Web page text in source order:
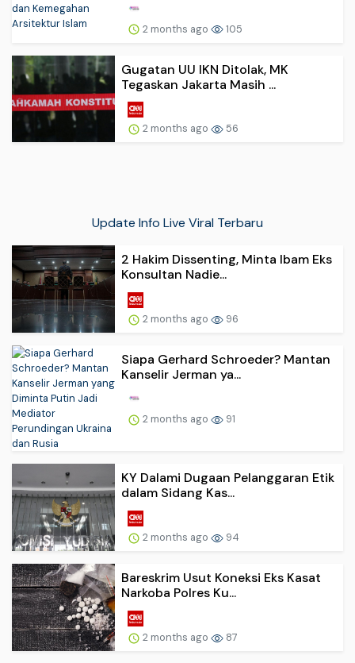
2 months ago 105
Gugatan UU IKN Ditolak, MK
Tegaskan Jakarta Masih ...
2 months ago 56
Update Info Live Viral Terbaru
2 Hakim Dissenting, Minta Ibam Eks
Konsultan Nadie...
2 months ago 96
Siapa Gerhard Schroeder? Mantan
Kanselir Jerman ya...
2 months ago 91
KY Dalami Dugaan Pelanggaran Etik
dalam Sidang Kas...
2 months ago 94
Bareskrim Usut Koneksi Eks Kasat
Narkoba Polres Ku...
2 months ago 87